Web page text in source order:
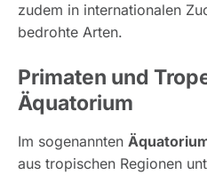
zudem in internationalen
bedrohte Arten.
Primaten und
Äquatorium
Im sogenannten
aus tropischen Regionen